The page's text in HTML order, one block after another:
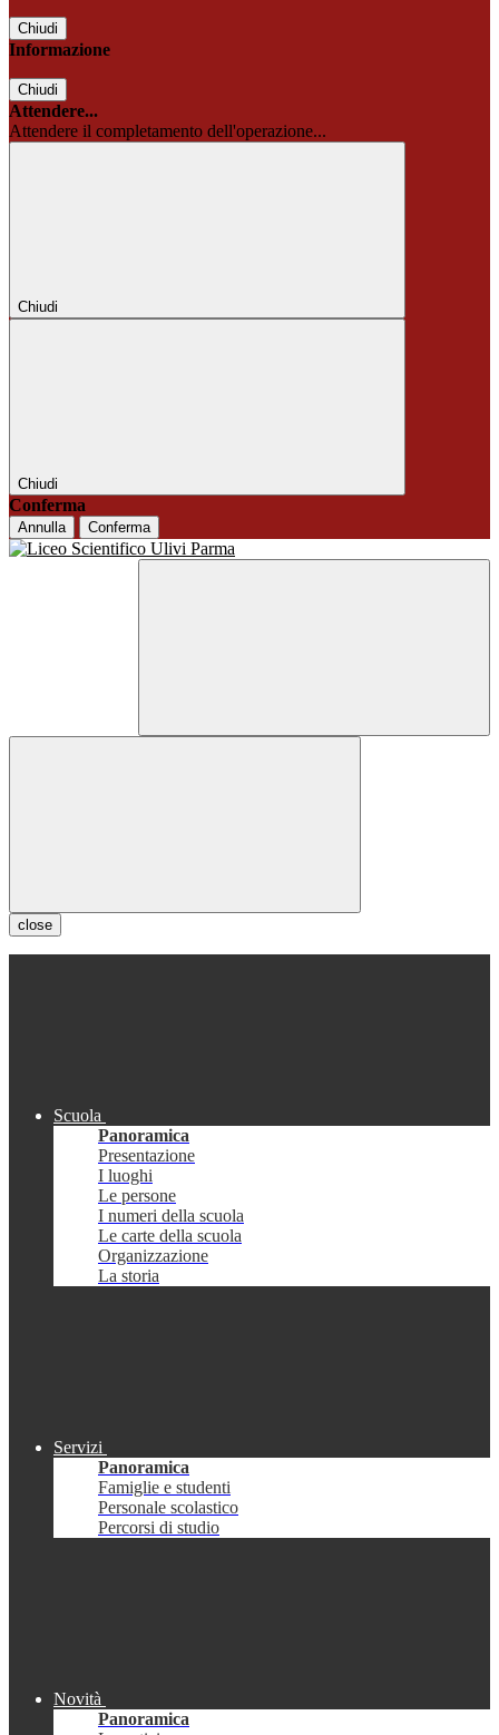
Chiudi
Informazione
Chiudi
Attendere...
Attendere il completamento dell'operazione...
Chiudi
Chiudi
Conferma
Annulla Conferma
close
Scuola
Panoramica
Presentazione
I luoghi
Le persone
I numeri della scuola
Le carte della scuola
Organizzazione
La storia
Servizi
Panoramica
Famiglie e studenti
Personale scolastico
Percorsi di studio
Novità
Panoramica